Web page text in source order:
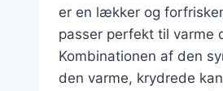
er en lækker og
passer perfekt til varme
Kombinationen af den
den varme, krydrede